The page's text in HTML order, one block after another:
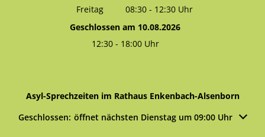
Von 14:00 bis 16:00 Uhr
Freitag 08:30 - 12:30 Uhr
Von 08:30 bis 12:30 Uhr
Geschlossen am 10.08.2026
12:30- 18:00Uhr
Asyl-Sprechzeiten im Rathaus Enkenbach-Alsenborn
Klicken, um weitere Öffnungs- oder Schließzeiten
Geschlossen: öffnet nächsten Dienstag um 09:00 Uhr